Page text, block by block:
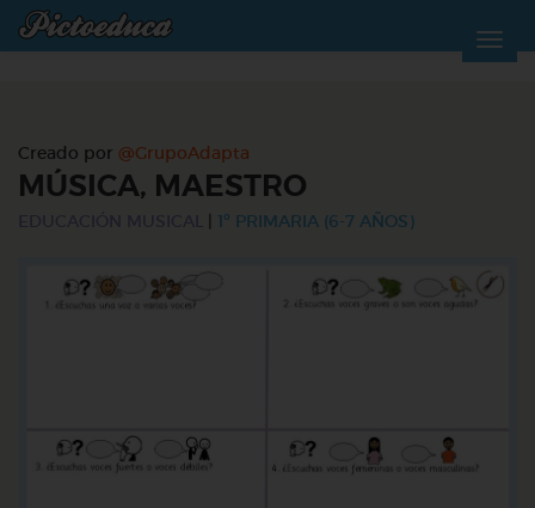
Creado por @GrupoAdapta
MÚSICA, MAESTRO
1º PRIMARIA (6-7 AÑOS)